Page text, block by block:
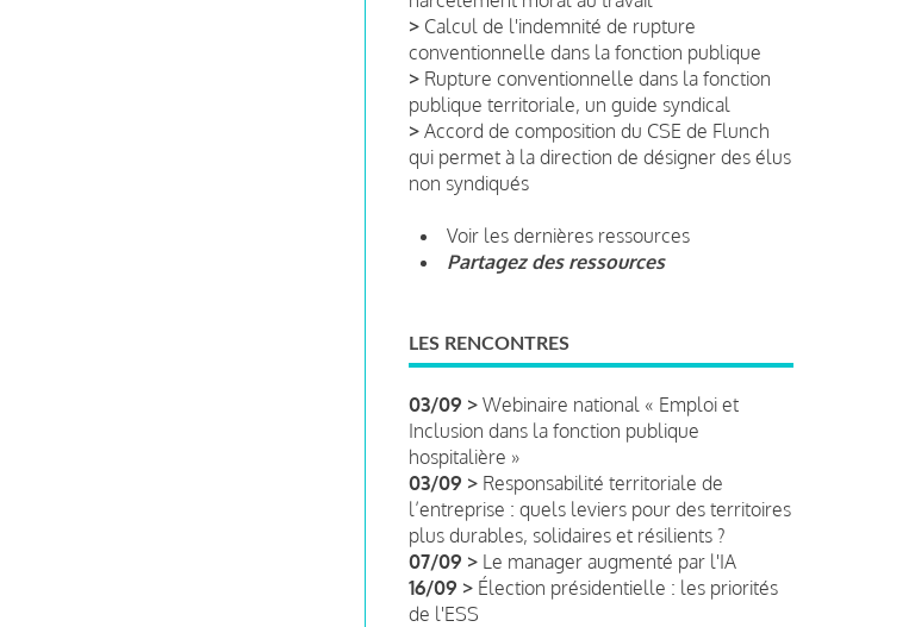
> Calcul de l'indemnité de rupture
conventionnelle dans la fonction publique
> Rupture conventionnelle dans la fonction
publique territoriale, un guide syndical
> Accord de composition du CSE de Flunch
qui permet à la direction de désigner des élus
non syndiqués
Voir les dernières ressources
Partagez des ressources
LES RENCONTRES
03/09 > Webinaire national « Emploi et
Inclusion dans la fonction publique
hospitalière »
03/09 > Responsabilité territoriale de
l’entreprise : quels leviers pour des territoires
plus durables, solidaires et résilients ?
07/09 > Le manager augmenté par l'IA
16/09 > Élection présidentielle : les priorités
de l'ESS